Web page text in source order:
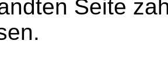
Seite